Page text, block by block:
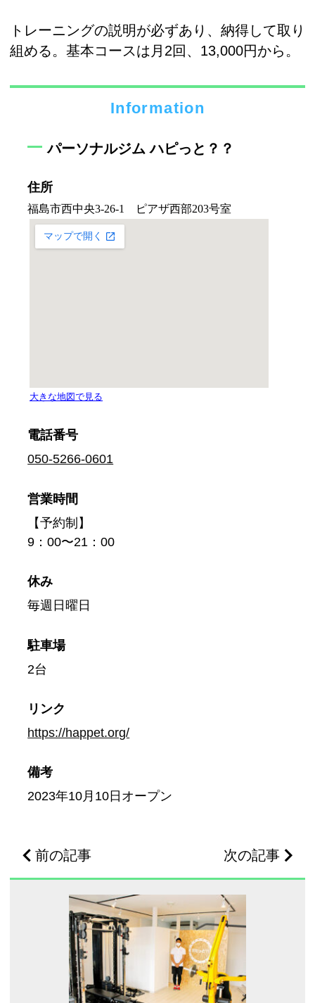
トレーニングの説明が必ずあり、納得して取り
組める。基本コースは月2回、13,000円から。
Information
パーソナルジム ハピっと？？
住所
電話番号
050-5266-0601
営業時間
【予約制】
9：00〜21：00
休み
毎週日曜日
駐車場
2台
リンク
https://happet.org/
備考
2023年10月10日オープン
前の記事 次の記事